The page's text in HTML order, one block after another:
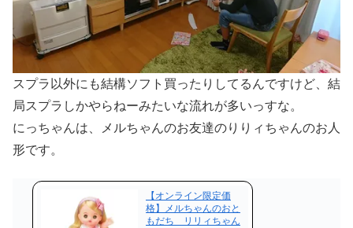
スプラ以外にも結構ソフト買ったりしてるんですけど、結
局スプラしかやらねーみたいな流れが多いっすな。
にっちゃんは、メルちゃんのお友達のりりィちゃんのお人
形です。
【オンライン限定価
格】メルちゃんのおと
もだち リリィちゃん